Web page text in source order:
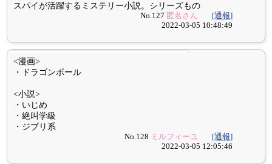
スパイが活躍するミステリー小説。シリーズもの
No.127 匿名さん
[通報]
2022-03-05 10:48:49
<漫画>
・ドラゴンボール
<小説>
・いじめ
・絶叫学級
・ジブリ系
No.128 ミルフィーユ
[通報]
2022-03-05 12:05:46